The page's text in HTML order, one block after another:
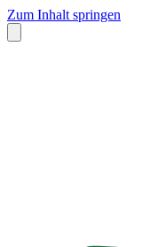
Zum Inhalt springen